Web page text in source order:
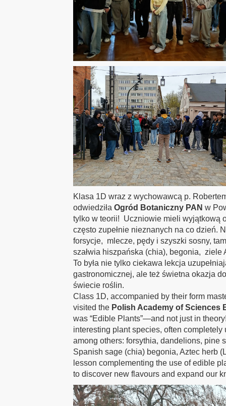
Klasa 1D wraz z wychowawcą p.
odwiedziła Ogród Botaniczny PAN w
tylko w teorii! Uczniowie mieli wyjątkową
często zupełnie nieznanych na co dzień.
forsycje, mlecze, pędy i szyszki sosny,
szałwia hiszpańska (chia), begonia, ziele
To była nie tylko ciekawa lekcja
gastronomicznej, ale też świetna okazja
świecie roślin.
Class 1D, accompanied by their form
visited the Polish Academy of Sciences
was “Edible Plants”—and not just in
interesting plant species, often
among others: forsythia, dandelions, pine
Spanish sage (chia) begonia, Aztec herb
lesson complementing the use of edible
to discover new flavours and expand our